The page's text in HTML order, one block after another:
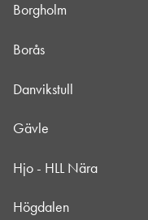
Borgholm
Borås
Danvikstull
Gävle
Hjo - HLL Nära
Högdalen